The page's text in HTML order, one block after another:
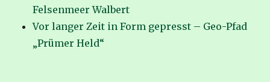
Felsenmeer Walbert
Vor langer Zeit in Form gepresst – Geo-Pfad
„Prümer Held“